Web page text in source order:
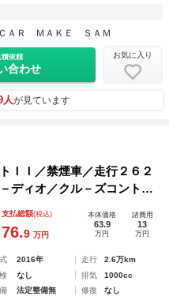
ＡＲ ＭＡＫＥ ＳＡＭ
積依頼
合わせ
お気に入り
人が見ています
Ｉ／禁煙車／走行２６２
ディオ／クル－ズコントロ
グＴＶ／両側パワ－スライ
ト／点検記録簿
支払総額(税込)
76.9 万円
本体価格
63.9
万円
諸費用
13
万円
2016年 走行
2.6万km
なし 排気
1000cc
法定整備無 修復
なし